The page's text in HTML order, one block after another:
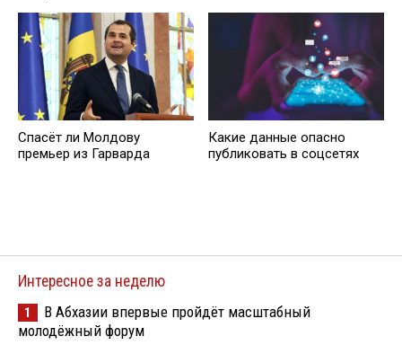
Спасёт ли Молдову
премьер из Гарварда
Какие данные опасно
публиковать в соцсетях
Интересное за неделю
1
В Абхазии впервые пройдёт масштабный
молодёжный форум